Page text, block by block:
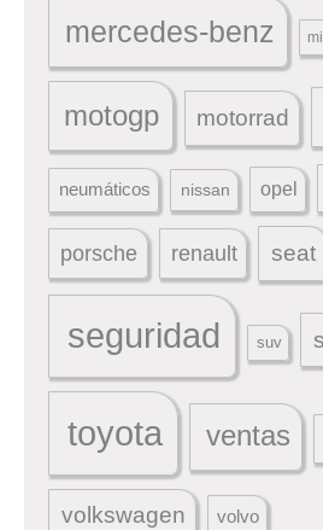
mercedes-benz
motogp motorrad
neumáticos nissan opel
porsche renault seat
seguridad suv
toyota ventas
volkswagen volvo